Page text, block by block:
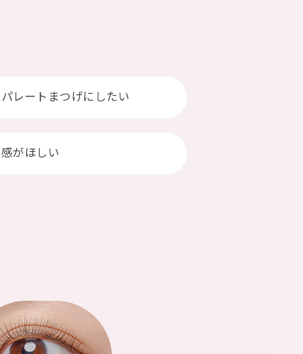
レートまつげにしたい
がほしい